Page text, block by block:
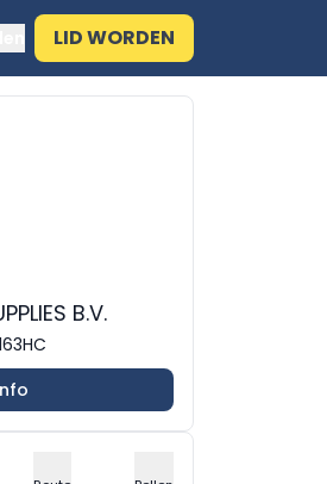
LID WORDEN
B.V.